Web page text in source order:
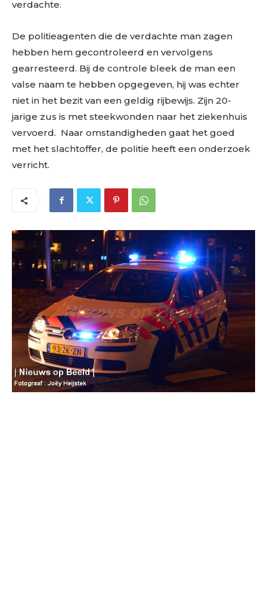
verdachte.
De politieagenten die de verdachte man zagen
hebben hem gecontroleerd en vervolgens
gearresteerd. Bij de controle bleek de man een
valse naam te hebben opgegeven, hij was echter
niet in het bezit van een geldig rijbewijs. Zijn 20-
jarige zus is met steekwonden naar het ziekenhuis
vervoerd. Naar omstandigheden gaat het goed
met het slachtoffer, de politie heeft een onderzoek
verricht.